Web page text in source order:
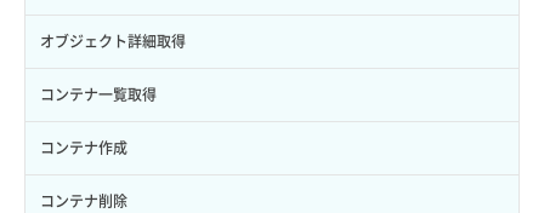
ロール作成
ロール削除
ロール更新
ロール詳細取得
ボリューム削除
ボリューム更新
ボリューム詳細一覧取得
ボリューム詳細取得
サーバープラン一覧取得
サーバープラン変更
サーバープラン詳細一覧取得
サーバープラン詳細取得
セキュリティグループ削除
セキュリティグループ更新
セキュリティグループ詳細取得
ネットワーク一覧取得
メンバー削除
メンバー更新
メンバー詳細取得
メンバー追加
オブジェクト詳細取得
コンテナ一覧取得
コンテナ作成
コンテナ削除